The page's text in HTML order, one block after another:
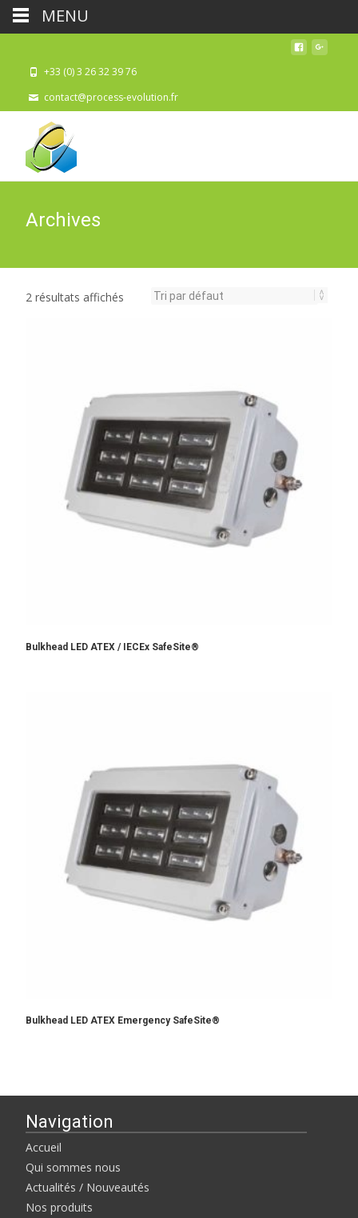
+33 (0) 3 26 32 39 76
contact@process-evolution.fr
Archives
2 résultats affichés
Bulkhead LED ATEX / IECEx SafeSite®
Bulkhead LED ATEX Emergency SafeSite®
Navigation
Accueil
Qui sommes nous
Actualités / Nouveautés
Nos produits
MENU